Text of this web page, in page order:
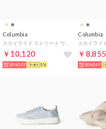
Columbia
￥10,120
20%OFF 5%
Columbia
￥8,855
30%OFF